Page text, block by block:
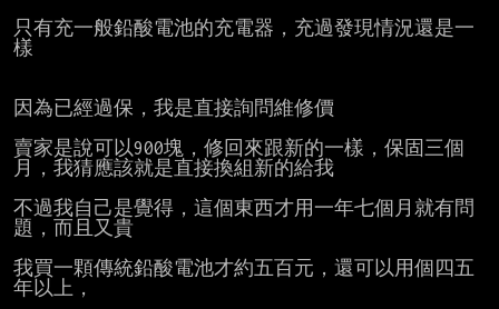
只有充一般鉛酸電池的充電器，充過發現情況還是一
樣
因為已經過保，我是直接詢問維修價
賣家是說可以900塊，修回來跟新的一樣，保固三個
月，我猜應該就是直接換組新的給我
不過我自己是覺得，這個東西才用一年七個月就有問
題，而且又貴
我買一顆傳統鉛酸電池才約五百元，還可以用個四五
年以上，